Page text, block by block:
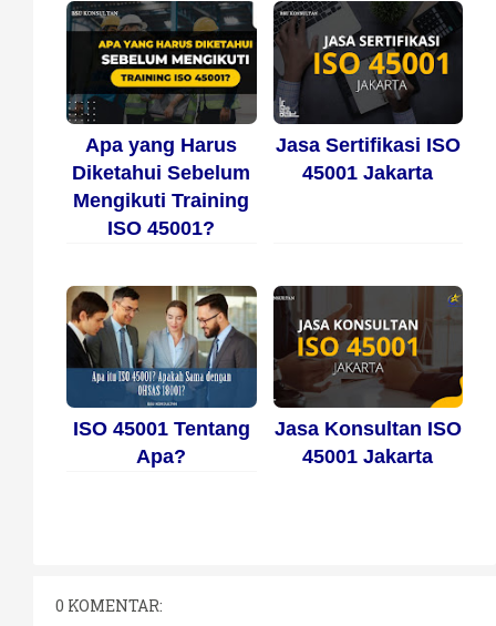
Apa yang Harus
Diketahui Sebelum
Mengikuti Training
ISO 45001?
Jasa Sertifikasi ISO
45001 Jakarta
ISO 45001 Tentang
Apa?
Jasa Konsultan ISO
45001 Jakarta
0 KOMENTAR: